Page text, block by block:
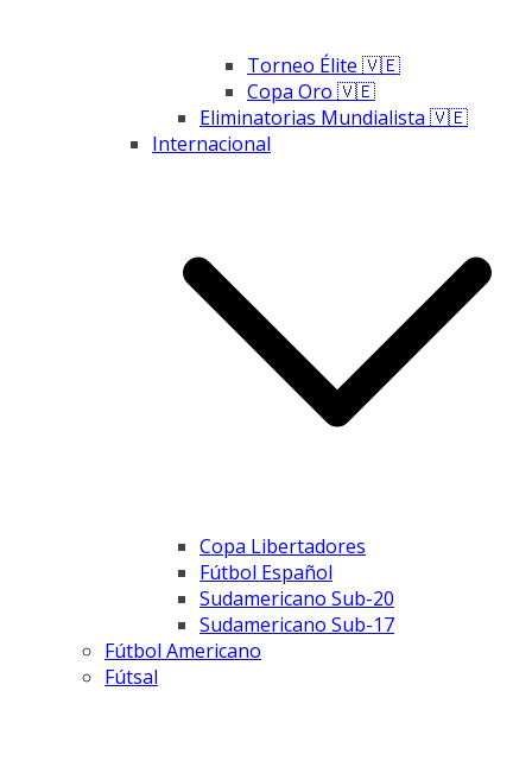
Torneo Élite 🇻🇪
Copa Oro 🇻🇪
Eliminatorias Mundialista 🇻🇪
Internacional
Copa Libertadores
Fútbol Español
Sudamericano Sub-20
Sudamericano Sub-17
Fútbol Americano
Fútsal